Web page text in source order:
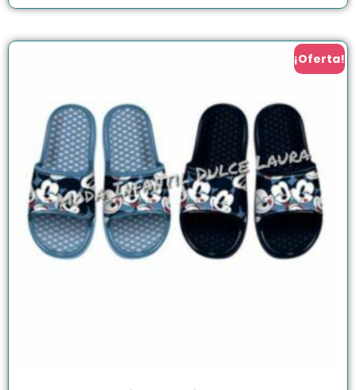
¡Oferta!